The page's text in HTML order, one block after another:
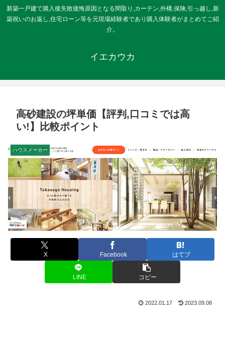
新築一戸建て購入後失敗後悔原因となる間取り,カーテン,外構,保険,引っ越し,新
築祝いのお返し,住宅ローン等を元現場経験者であり購入体験者がまとめてご紹
介。
イエカウカ
高砂建設の坪単価【評判,口コミでは高
い!】比較ポイント
ハウスメーカー
X Facebook はてブ
LINE コピー
2022.01.17 2023.09.08